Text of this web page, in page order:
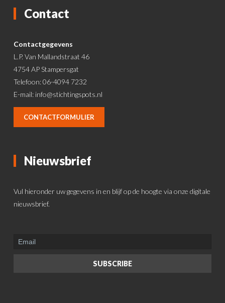
Contact
Contactgegevens
L.P. Van Mallandstraat 46
4754 AP Stampersgat
Telefoon: 06-4094 7232
E-mail: info@stichtingspots.nl
CONTACTFORMULIER
Nieuwsbrief
Vul hieronder uw gegevens in en blijf op de hoogte via onze digitale
nieuwsbrief.